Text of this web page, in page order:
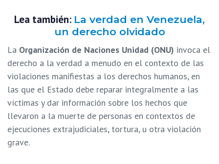
Lea también: La verdad en Venezuela,
un derecho olvidado
La Organización de Naciones Unidad (ONU) invoca el
derecho a la verdad a menudo en el contexto de las
violaciones manifiestas a los derechos humanos, en
las que el Estado debe reparar integralmente a las
víctimas y dar información sobre los hechos que
llevaron a la muerte de personas en contextos de
ejecuciones extrajudiciales, tortura, u otra violación
grave.